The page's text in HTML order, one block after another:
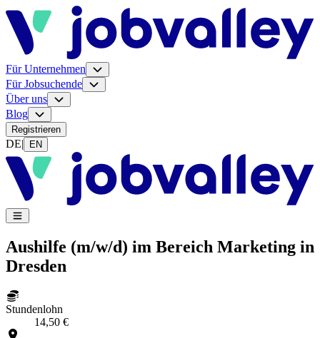
Für Unternehmen
Für Jobsuchende
Über uns
Blog
Registrieren
DE| EN
Aushilfe (m/w/d) im Bereich Marketing in
Dresden
Stundenlohn
14,50 €